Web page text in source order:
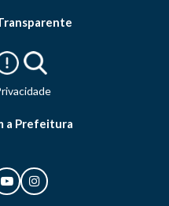
a Prefeitura